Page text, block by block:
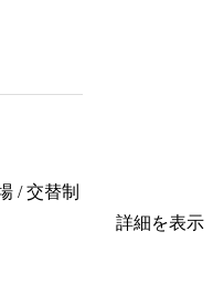
/ 交替制
詳細を表示